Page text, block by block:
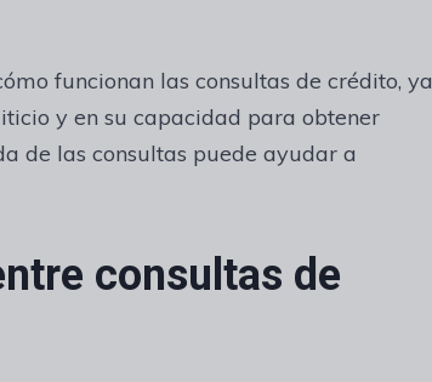
funcionan las consultas de crédito, ya
y en su capacidad para obtener
de las consultas puede ayudar a
consultas de